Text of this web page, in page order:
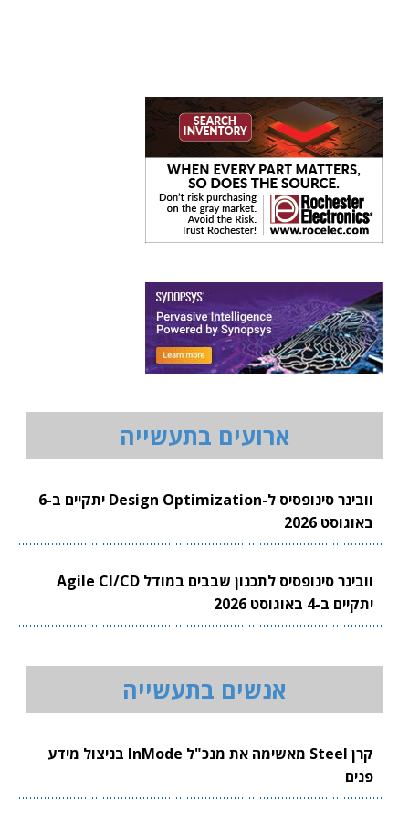
ארועים בתעשייה
וובינר סינופסיס ל-Design Optimization יתקיים ב-6
באוגוסט 2026
וובינר סינופסיס לתכנון שבבים במודל Agile CI/CD
יתקיים ב-4 באוגוסט 2026
אנשים בתעשייה
קרן Steel מאשימה את מנכ"ל InMode בניצול מידע
פנים